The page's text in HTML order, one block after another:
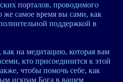
порталов, проводимого
самое время вы сами, как
поддержкой в
как на медитацию, которая вам
кто присоединится к этой
чтобы помочь себе, как
искрам Бога в вашем